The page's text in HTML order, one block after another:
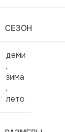
СЕЗОН
деми
,
зима
,
лето